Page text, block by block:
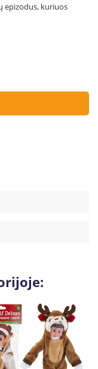
epizodus, kuriuos